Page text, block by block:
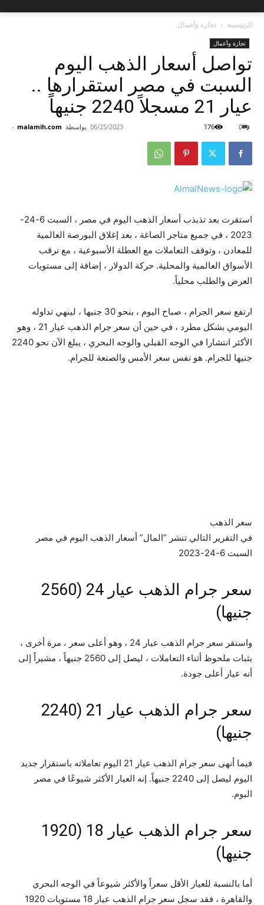
الرئيسية تجارة وأعمال
تجارة وأعمال
تواصل أسعار الذهب اليوم
السبت في مصر استقرارها ..
عيار 21 مسجلاً 2240 جنيهاً
بواسطة malamih.com
- 06/25/2023 0
176
استقرت بعد تذبذب أسعار الذهب اليوم في مصر ، السبت 6-24-
2023 ، في جميع متاجر الصاغة ، بعد إغلاق البورصة العالمية
للمعادن ، وتوقف التعاملات مع العطلة الأسبوعية ، مع ترقب
الأسواق العالمية والمحلية. حركة الدولار ، إضافة إلى مستويات
العرض والطلب محلياً.
ارتفع سعر الجرام ، صباح اليوم ، بنحو 30 جنيها ، لينهي تداوله
اليومي بشكل مطرد ، في حين أن سعر جرام الذهب عيار 21 ، وهو
الأكثر انتشارا في الوجه القبلي والوجه البحري ، يبلغ الآن نحو 2240
جنيها للجرام. هو نفس سعر الأمس والصنعة للجرام.
سعر الذهب
في التقرير التالي تنشر “المال” أسعار الذهب اليوم في مصر
السبت 6-24-2023
سعر جرام الذهب عيار 24 (2560
جنيها)
واستقر سعر جرام الذهب عيار 24 ، وهو أعلى سعر ، مرة أخرى ،
بثبات ملحوظ أثناء التعاملات ، ليصل إلى 2560 جنيهاً ، مشيراً إلى
أنه عيار أعلى جودة.
جنيها)
فيما أنهى سعر جرام الذهب عيار 21 اليوم تعاملاته باستقرار جديد
اليوم ليصل إلى 2240 جنيهاً. إنه العيار الأكثر شيوعًا في مصر
اليوم.
سعر جرام الذهب عيار 18 (1920
جنيها)
أما بالنسبة للعيار الأقل سعراً والأكثر شيوعاً في الوجه البحري
والقاهرة ، فقد سجل سعر جرام الذهب عيار 18 مستويات 1920